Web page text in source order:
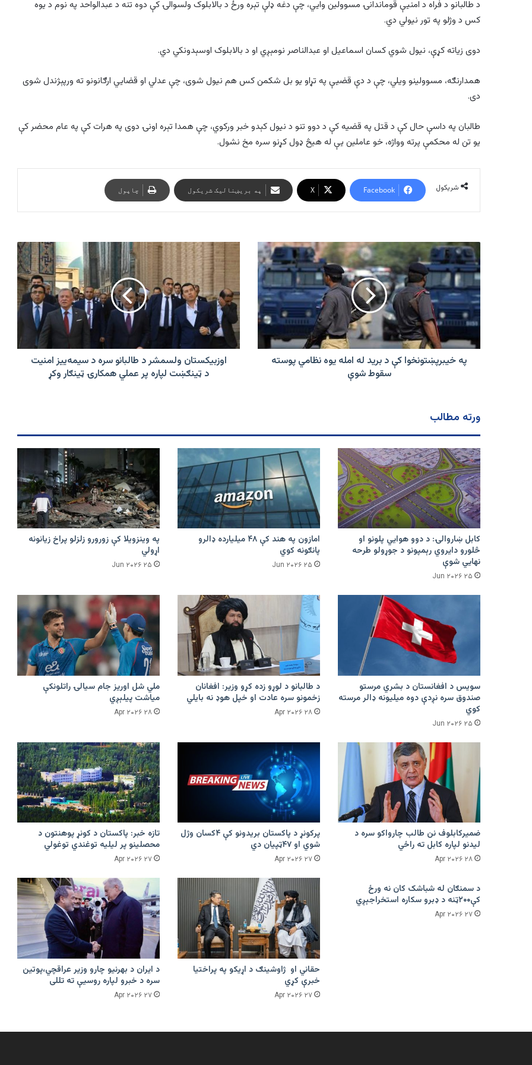
د طالبانو د فراه د امنیې قوماندانۍ مسوولین وايي، چې دغه ډلې تېره ورځ د بالابلوک ولسوالۍ کې دوه تنه د عبدالواحد په نوم د یوه
کس د وژلو په تور نیولي دي.
دوی زیاته کړې، نیول شوي کسان اسماعیل او عبدالناصر نومېږي او د بالابلوک اوسېدونکي دي.
همدارنګه، مسوولینو ویلي، چې د دې قضيې په تړاو یو بل شکمن کس هم نیول شوی، چې عدلي او قضایي ارګانونو ته ورپېژندل شوی
دی.
طالبان په داسې حال کې د قتل په قضیه کې د دوو تنو د نیول کېدو خبر ورکوي، چې همدا تېره اونۍ دوی په هرات کې په عام محضر کې
یو تن له محکمې پرته وواژه، خو عاملین یې له هیڅ ډول کړنو سره مخ نشول.
شریکول Facebook
X په بریښنالیک شریکول چاپول
خیبرپښتونخوا
کې
د
برید
له
امله
نظامي
پوستهپه خیبرپښتونخوا کې د برید له امله یوه نظامي پوسته
سقوط شوې
اوزبیکستان
ولسمشر
طالبانو
سره
د
سیمه‌ییز
امنیت
د
ټینګښت
وکړ
اوزبیکستان ولسمشر د طالبانو سره د سیمه‌ییز امنیت
د ټینګښت لپاره پر عملي همکارۍ ټینګار وکړ
ورته مطالب
کابل ښاروالۍ: د دوو هوايي پلونو او
څلورو دایروي رېمپونو د جوړولو طرحه
نهایي شوې
۲۵ Jun ۲۰۲۶
امازون په هند کې ۴۸ میلیارده ډالرو
پانګونه کوي
۲۵ Jun ۲۰۲۶
په وینزویلا کې زورورو زلزلو پراخ زیانونه
اړولي
۲۵ Jun ۲۰۲۶
سویس د افغانستان د بشري مرستو
صندوق سره نږدې دوه میلیونه ډالر مرسته
کوي
۲۵ Jun ۲۰۲۶
د طالبانو د لوړو زده کړو وزیر: افغانان
زخمونو سره عادت او خپل هوډ نه بایلي
۲۸ Apr ۲۰۲۶
ملي شل اوریز جام سیالۍ راتلونکې
میاشت پیلېږي
۲۸ Apr ۲۰۲۶
ضمیرکابلوف نن طالب چارواکو سره د
لیدنو لپاره کابل ته راځي
۲۸ Apr ۲۰۲۶
پرکونړ د پاکستان بریدونو کې ۴کسان وژل
شوي او ۴۷ټپیان دي
۲۷ Apr ۲۰۲۶
تازه خبر: پاکستان د کونړ پوهنتون د
محصلینو پر لیلیه توغندي توغولي
۲۷ Apr ۲۰۲۶
د سمنګان له شباشک کان نه ورځ
کې۲۰۰ټنه د ډبرو سکاره استخراجېږي
۲۷ Apr ۲۰۲۶
حقاني او ژاوشینګ د اړیکو په پراختیا
خبرې کړي
۲۷ Apr ۲۰۲۶
د ایران د بهرنیو چارو وزیر عراقچي،پوتین
سره د خبرو لپاره روسیې ته تللی
۲۷ Apr ۲۰۲۶